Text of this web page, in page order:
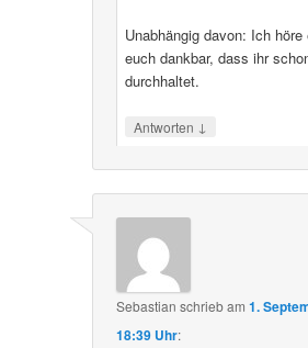
Unabhängig davon: Ich
euch dankbar, dass ihr
durchhaltet.
Antworten ↓
Sebastian schriebam1.
18:39 Uhr: